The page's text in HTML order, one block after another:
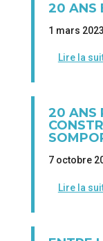
20 ANS
1 mars 2023
Lire la
20 ANS
7 octobre
Lire la